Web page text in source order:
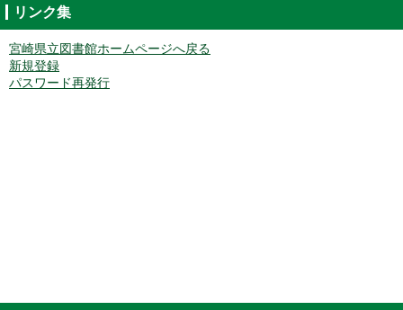
リンク集
宮崎県立図書館ホームページへ戻る
新規登録
パスワード再発行